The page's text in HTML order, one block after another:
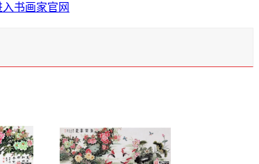
入书画家官网